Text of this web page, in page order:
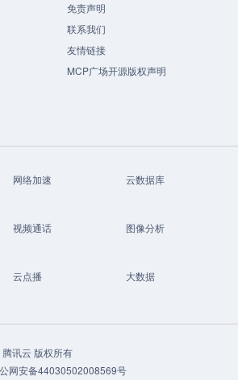
免责声明
联系我们
友情链接
MCP广场开源版权声明
网络加速 云数据库
视频通话 图像分析
云点播 大数据
讯云 版权所有
网安备44030502008569号